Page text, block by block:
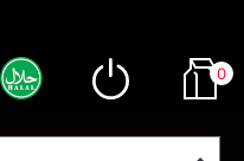
0